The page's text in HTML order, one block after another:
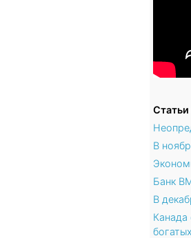
В
Банк
В
Канада